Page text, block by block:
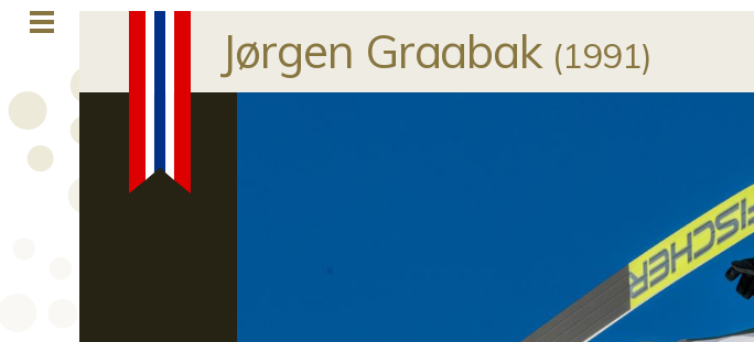
Jørgen Graabak (1991)